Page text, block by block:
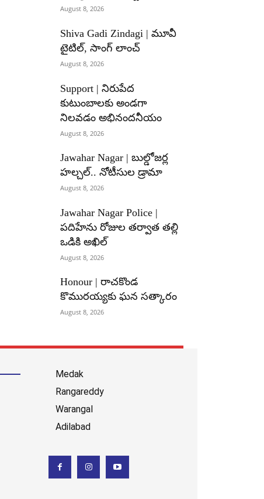
August 8, 2026
Shiva Gadi Zindagi | మూవీ
టైటిల్, సాంగ్ లాంచ్
August 8, 2026
Support | నిరుపేద
కుటుంబాలకు అండగా
నిలవడం అభినందనీయం
August 8, 2026
Jawahar Nagar | బుల్డోజర్ల
హల్చల్.. నోటీసుల డ్రామా
August 8, 2026
Jawahar Nagar Police |
పదిహేను రోజుల తర్వాత తల్లి
ఒడికి అఖిల్
August 8, 2026
Honour | రాచకొండ
కొమురయ్యకు ఘన సత్కారం
August 8, 2026
Medak
Rangareddy
Warangal
Adilabad